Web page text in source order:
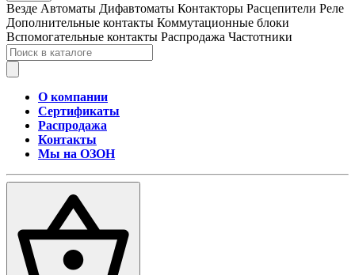
Везде Автоматы Дифавтоматы Контакторы Расцепители Реле
Дополнительные контакты Коммутационные блоки
Вспомогательные контакты Распродажа Частотники
О компании
Сертификаты
Распродажа
Контакты
Мы на ОЗОН